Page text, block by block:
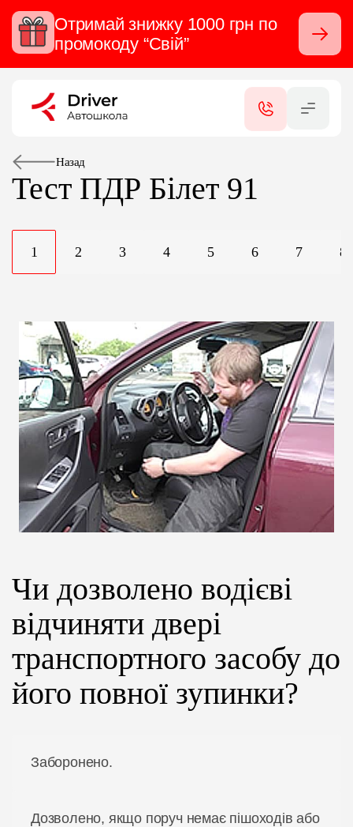
Отримай знижку 1000 грн по
промокоду “Свій”
Закрити
КАТЕГОРІЇ
ПОСЛУГИ
СЕРТИФІКАТИ
ФІЛІАЛИ
ВІДГУКИ
ЦІНИ
ГРАФІК
ІНСТРУКТОРИ
ОНЛАЙН НАВЧАННЯ
Назад
Тест ПДР Білет 91
1 2 3 4 5 6 7 8
Чи дозволено водієві
відчиняти двері
транспортного засобу до
його повної зупинки?
Заборонено.
Дозволено, якщо поруч немає пішоходів або